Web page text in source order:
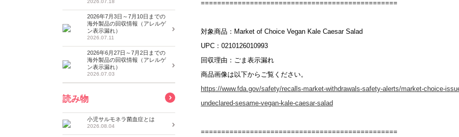
================================================
対象商品：Market of Choice Vegan Kale Caesar Salad
UPC：0210126010993
回収理由：ごま表示漏れ
商品画像は以下からご覧ください。
https://www.fda.gov/safety/recalls-market-withdrawals-safety-alerts/market-choice-
undeclared-sesame-vegan-kale-caesar-salad
================================================
2026.07.18
2026年7月3日～7月10日までの
海外製品の回収情報（アレルゲ
ン表示漏れ）
2026.07.11
2026年6月27日～7月2日までの
海外製品の回収情報（アレルゲ
ン表示漏れ）
2026.07.03
読み物
小児サルモネラ菌血症とは
2026.08.04